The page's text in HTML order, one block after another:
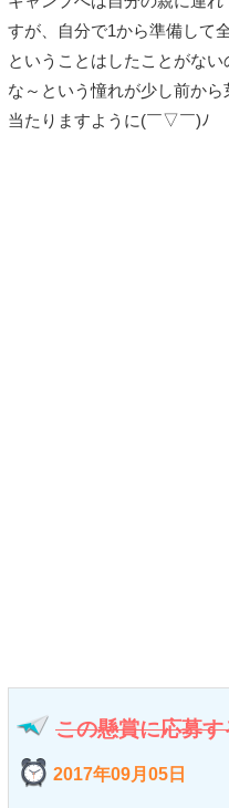
すが、自分で1から準備して
ということはしたことがな
な～という憧れが少し前か
当たりますように(￣▽￣)ﾉ
この懸賞に応募す
2017年09月05日